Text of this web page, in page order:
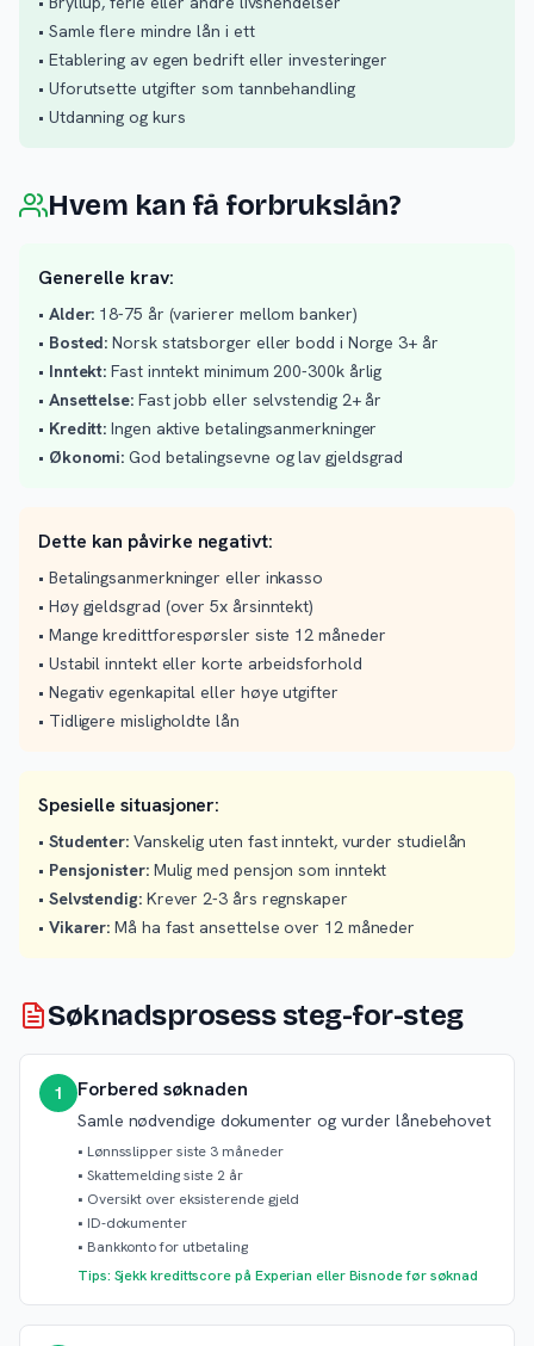
• Samle flere mindre lån i ett
• Etablering av egen bedrift eller investeringer
• Uforutsette utgifter som tannbehandling
• Utdanning og kurs
Hvem kan få forbrukslån?
Generelle krav:
• Alder: 18-75 år (varierer mellom banker)
• Bosted: Norsk statsborger eller bodd i Norge 3+ år
• Inntekt: Fast inntekt minimum 200-300k årlig
• Ansettelse:Fast jobb eller selvstendig 2+ år
• Kreditt: Ingen aktive betalingsanmerkninger
• Økonomi: God betalingsevne og lav gjeldsgrad
Dette kan påvirke negativt:
• Betalingsanmerkninger eller inkasso
• Høy gjeldsgrad (over 5x årsinntekt)
• Mange kredittforespørsler siste 12 måneder
• Ustabil inntekt eller korte arbeidsforhold
• Negativ egenkapital eller høye utgifter
• Tidligere misligholdte lån
Spesielle situasjoner:
• Studenter: Vanskelig uten fast inntekt, vurder studielån
• Pensjonister:Mulig med pensjon som inntekt
• Selvstendig:Krever 2-3 års regnskaper
• Vikarer: Må ha fast ansettelse over 12 måneder
Søknadsprosess steg-for-steg
1 Forbered søknaden
Samle nødvendige dokumenter og vurder lånebehovet
• Lønnsslipper siste 3 måneder
• Skattemelding siste 2 år
• Oversikt over eksisterende gjeld
• ID-dokumenter
• Bankkonto for utbetaling
Tips: Sjekk kredittscore på Experian eller Bisnode før søknad